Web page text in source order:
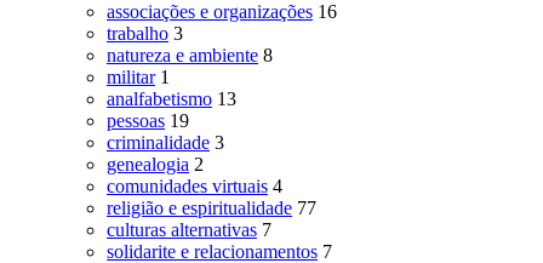
associações e organizações 16
trabalho 3
natureza e ambiente 8
militar 1
analfabetismo 13
pessoas 19
criminalidade 3
genealogia 2
comunidades virtuais 4
religião e espiritualidade 77
culturas alternativas 7
solidarite e relacionamentos 7